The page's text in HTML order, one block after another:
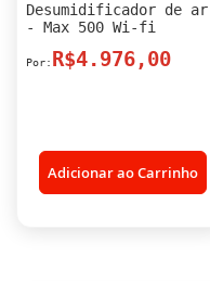
Desumidificador de ar
- Max 500 Wi-fi
R$4.976,00
Adicionar ao Carrinho